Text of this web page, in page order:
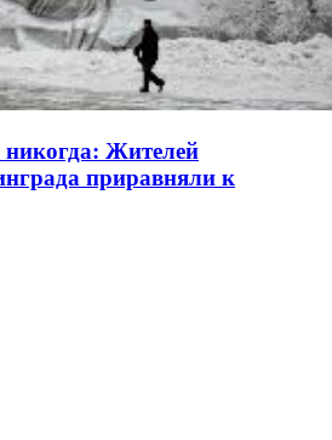
Жителей
приравняли к